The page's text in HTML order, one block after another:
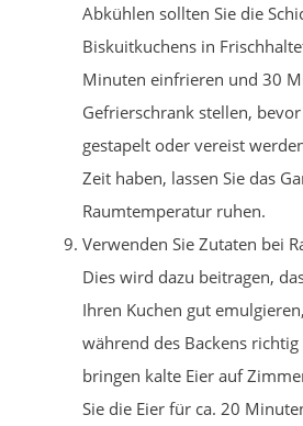
Abkühlen sollten Sie die
Biskuitkuchens in
Minuten einfrieren und 30
Gefrierschrank stellen,
gestapelt oder vereist
Zeit haben, lassen Sie das
Raumtemperatur ruhen.
Verwenden Sie Zutaten bei
Dies wird dazu beitragen,
Ihren Kuchen gut
während des Backens richtig
bringen kalte Eier auf
Sie die Eier für ca. 20